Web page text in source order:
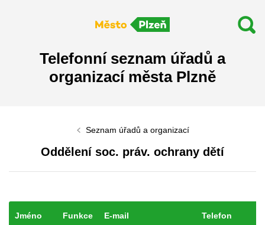
Telefonní seznam úřadů a
organizací města Plzně
Seznam úřadů a organizací
Oddělení soc. práv. ochrany dětí
Jméno Funkce E-mail Telefon